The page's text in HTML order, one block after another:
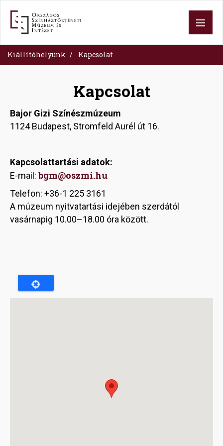
content
Kiállítóhelyünk Kapcsolat
Kapcsolat
Bajor Gizi Színészmúzeum
1124 Budapest, Stromfeld Aurél út 16.
Kapcsolattartási adatok:
E-mail:bgm@oszmi.hu
Telefon: +36-1 225 3161
A múzeum nyitvatartási idejében szerdától
vasárnapig 10.00–18.00 óra között.